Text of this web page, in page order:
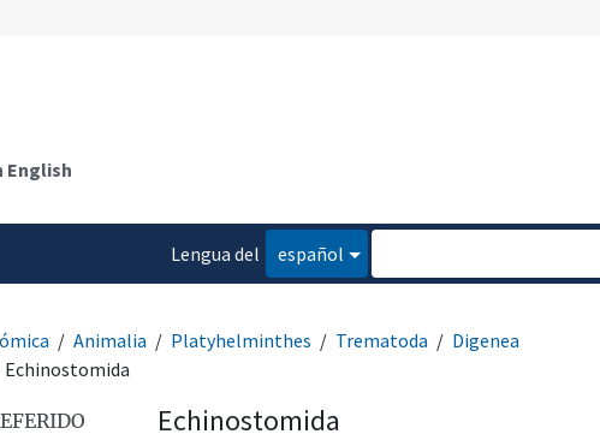
English
Lengua del
español
Animalia Platyhelminthes Trematoda
Digenea
Echinostomida
Echinostomida